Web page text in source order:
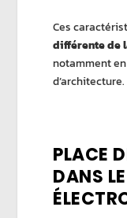
Ces
différente de
notamment
d’architecture.
PLACE
DANS